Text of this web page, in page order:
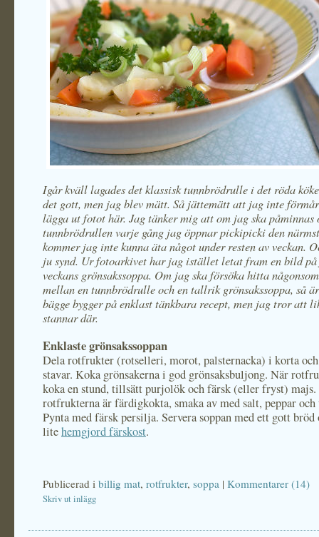
Igår kväll lagades det klassisk tunnbrödrulle i det röda
det gott, men jag blev mätt. Så jättemätt att jag inte
lägga ut fotot här. Jag tänker mig att om jag ska påminnas
tunnbrödrullen varje gång jag öppnar pickipicki den
kommer jag inte kunna äta något under resten av veckan.
ju synd. Ur fotoarkivet har jag istället letat fram en bild
veckans grönsakssoppa. Om jag ska försöka hitta
mellan en tunnbrödrulle och en tallrik grönsakssoppa, så
bägge bygger på enklast tänkbara recept, men jag tror att
stannar där.
Enklaste grönsakssoppan
Dela rotfrukter (rotselleri, morot, palsternacka) i korta
stavar. Koka grönsakerna i god grönsaksbuljong. När
koka en stund, tillsätt purjolök och färsk (eller fryst)
rotfrukterna är färdigkokta, smaka av med salt, peppar
Pynta med färsk persilja. Servera soppan med ett gott bröd
litehemgjord färskost.
Publicerad i billig mat, rotfrukter, soppa | Kommentarer (14)
Skriv ut inlägg